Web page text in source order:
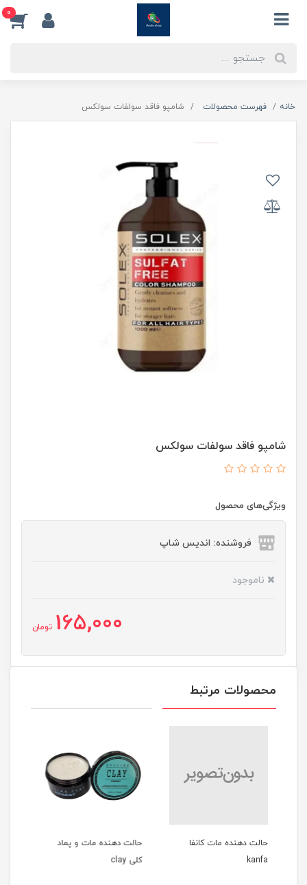
0
خانه فهرست محصولات شامپو فاقد سولفات سولکس
شامپو فاقد سولفات سولکس
ویژگی‌های محصول
فروشنده: اندیس شاپ
ناموجود
165,000 تومان
محصولات مرتبط
حالت دهنده مات و پماد